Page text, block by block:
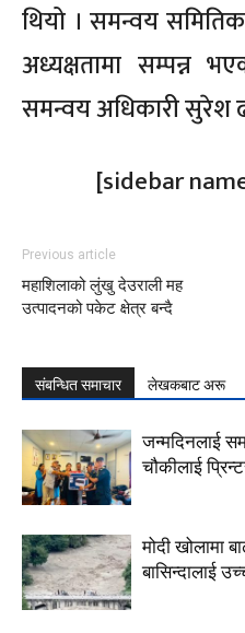
थियो । समन्वय
अध्यक्षतामा सम्पन्न
समन्वय अधिकारी सुरेश
[sidebar
Previous article
महाशिलाको लुंखु देउराली मह
उत्पादनको पकेट क्षेत्र बन्दै
संबन्धित समाचार लेखकबाट अरू
जन्मदिनलाई
चौकीलाई
मोदी खोलामा
बासिन्दालाई